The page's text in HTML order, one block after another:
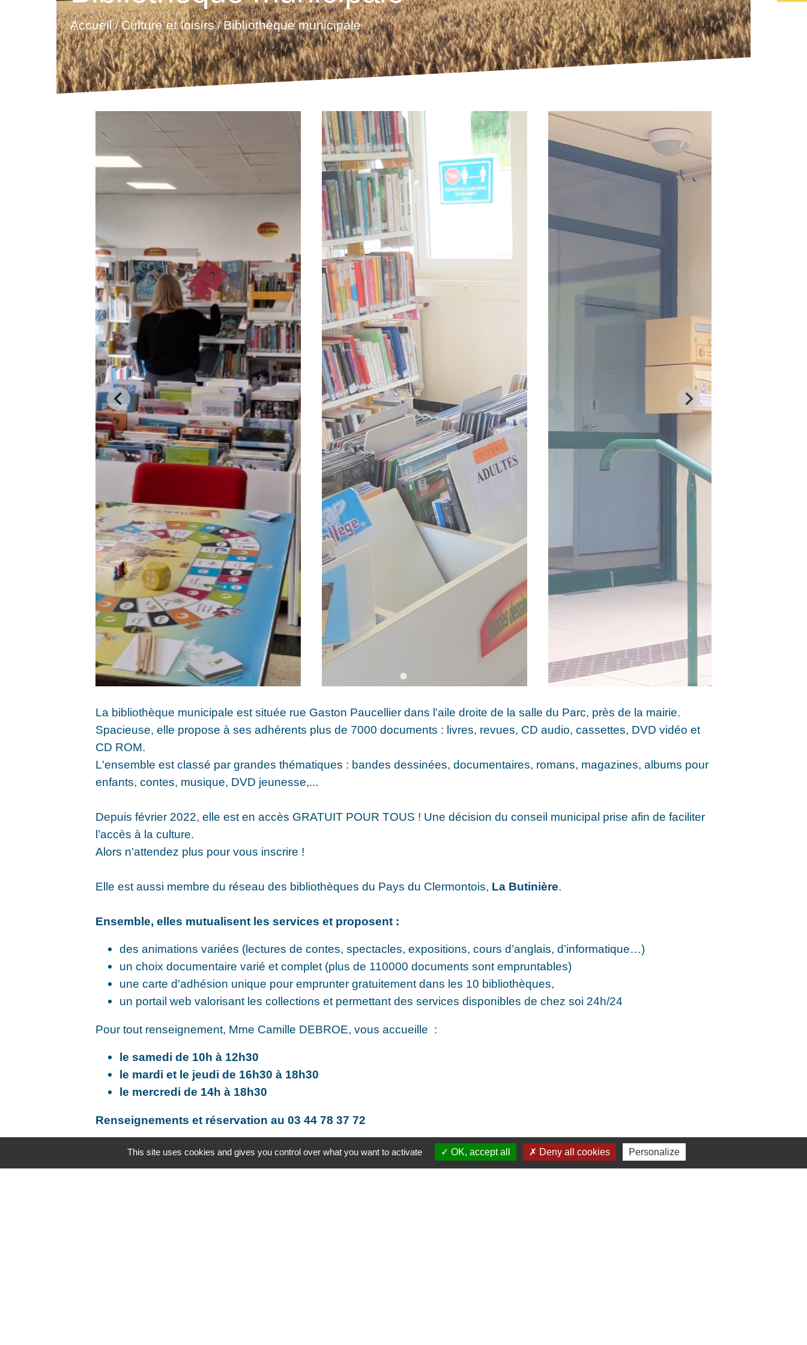
Accueil/Culture et loisirs/Bibliothèque municipale
La bibliothèque municipale est située rue Gaston Paucellier dans l'aile droite de la salle du Parc, près de la mairie.
Spacieuse, elle propose à ses adhérents plus de 7000 documents : livres, revues, CD audio, cassettes, DVD vidéo et
CD ROM.
L'ensemble est classé par grandes thématiques : bandes dessinées, documentaires, romans, magazines, albums pour
enfants, contes, musique, DVD jeunesse,...
Depuis février 2022, elle est en accès GRATUIT POUR TOUS ! Une décision du conseil municipal prise afin de faciliter
l’accès à la culture.
Alors n'attendez plus pour vous inscrire !
Elle est aussi membre du réseau des bibliothèques du Pays du Clermontois, La Butinière.
Ensemble, elles mutualisent les services et proposent :
des animations variées (lectures de contes, spectacles, expositions, cours d’anglais, d’informatique…)
un choix documentaire varié et complet (plus de 110000 documents sont empruntables)
une carte d'adhésion unique pour emprunter gratuitement dans les 10 bibliothèques,
un portail web valorisant les collections et permettant des services disponibles de chez soi 24h/24
Pour tout renseignement, Mme Camille DEBROE, vous accueille :
le samedi de 10h à 12h30
le mardi et le jeudi de 16h30 à 18h30
le mercredi de 14h à 18h30
Renseignements et réservation au 03 44 78 37 72
This site uses cookies and gives you control over what you want to activate OK, accept all Deny all cookies Personalize